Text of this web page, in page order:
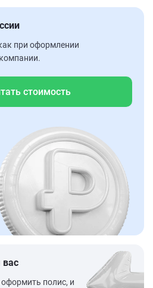
при оформлении
стоимость
вас
полис, и